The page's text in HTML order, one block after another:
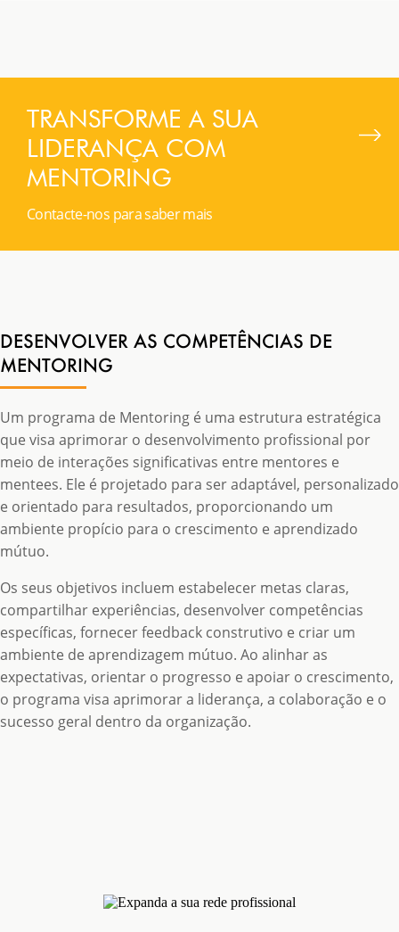
TRANSFORME A SUA
LIDERANÇA COM
MENTORING
Contacte-nos para saber mais
DESENVOLVER AS COMPETÊNCIAS DE
MENTORING
Um programa de Mentoring é uma estrutura estratégica
que visa aprimorar o desenvolvimento profissional por
meio de interações significativas entre mentores e
mentees. Ele é projetado para ser adaptável, personalizado
e orientado para resultados, proporcionando um
ambiente propício para o crescimento e aprendizado
mútuo.
Os seus objetivos incluem estabelecer metas claras,
compartilhar experiências, desenvolver competências
específicas, fornecer feedback construtivo e criar um
ambiente de aprendizagem mútuo. Ao alinhar as
expectativas, orientar o progresso e apoiar o crescimento,
o programa visa aprimorar a liderança, a colaboração e o
sucesso geral dentro da organização.